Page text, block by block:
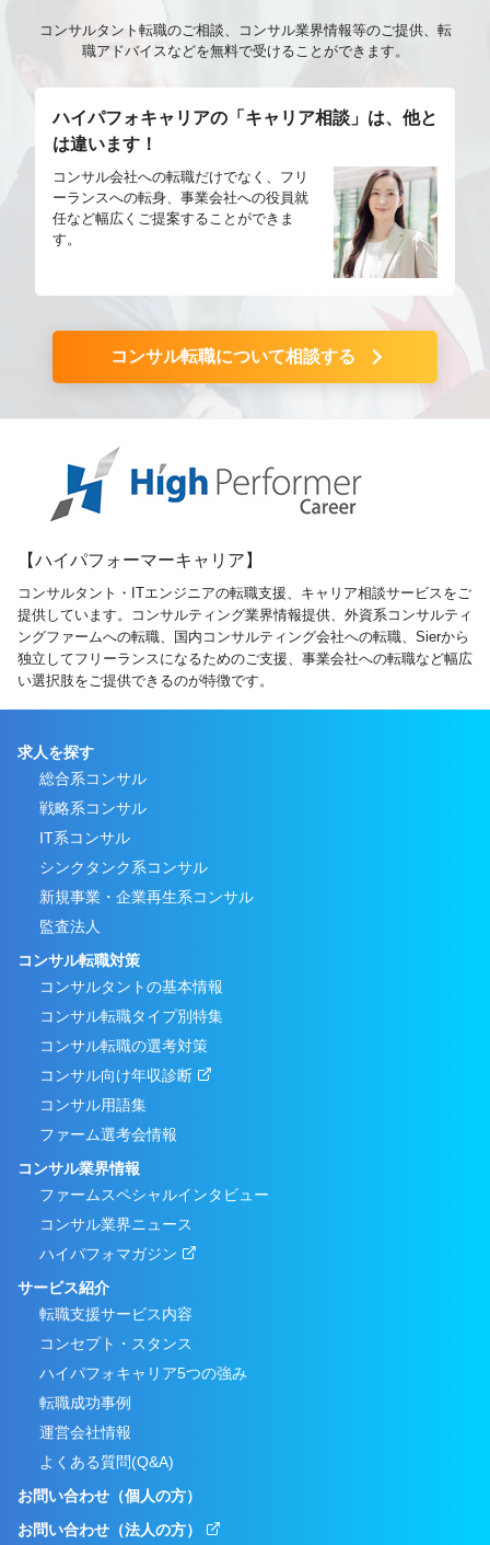
コンサルタント転職のご相談、コンサル業界情報等のご提供、転
職アドバイスなどを無料で受けることができます。
コンサル転職について相談する
ハイパフォキャリアの「キャリア相談」は、他と
は違います！
コンサル会社への転職だけでなく、フリ
ーランスへの転身、事業会社への役員就
任など幅広くご提案することができま
す。
【ハイパフォーマーキャリア】
コンサルタント・ITエンジニアの転職支援、キャリア相談サービスをご
提供しています。コンサルティング業界情報提供、外資系コンサルティ
ングファームへの転職、国内コンサルティング会社への転職、Sierから
独立してフリーランスになるためのご支援、事業会社への転職など幅広
い選択肢をご提供できるのが特徴です。
求人を探す
総合系コンサル
戦略系コンサル
IT系コンサル
シンクタンク系コンサル
新規事業・企業再生系コンサル
監査法人
コンサル転職対策
コンサルタントの基本情報
コンサル転職タイプ別特集
コンサル転職の選考対策
コンサル向け年収診断
コンサル用語集
ファーム選考会情報
コンサル業界情報
ファームスペシャルインタビュー
コンサル業界ニュース
ハイパフォマガジン
サービス紹介
転職支援サービス内容
コンセプト・スタンス
ハイパフォキャリア5つの強み
転職成功事例
運営会社情報
よくある質問(Q&A)
お問い合わせ（個人の方）
お問い合わせ（法人の方）